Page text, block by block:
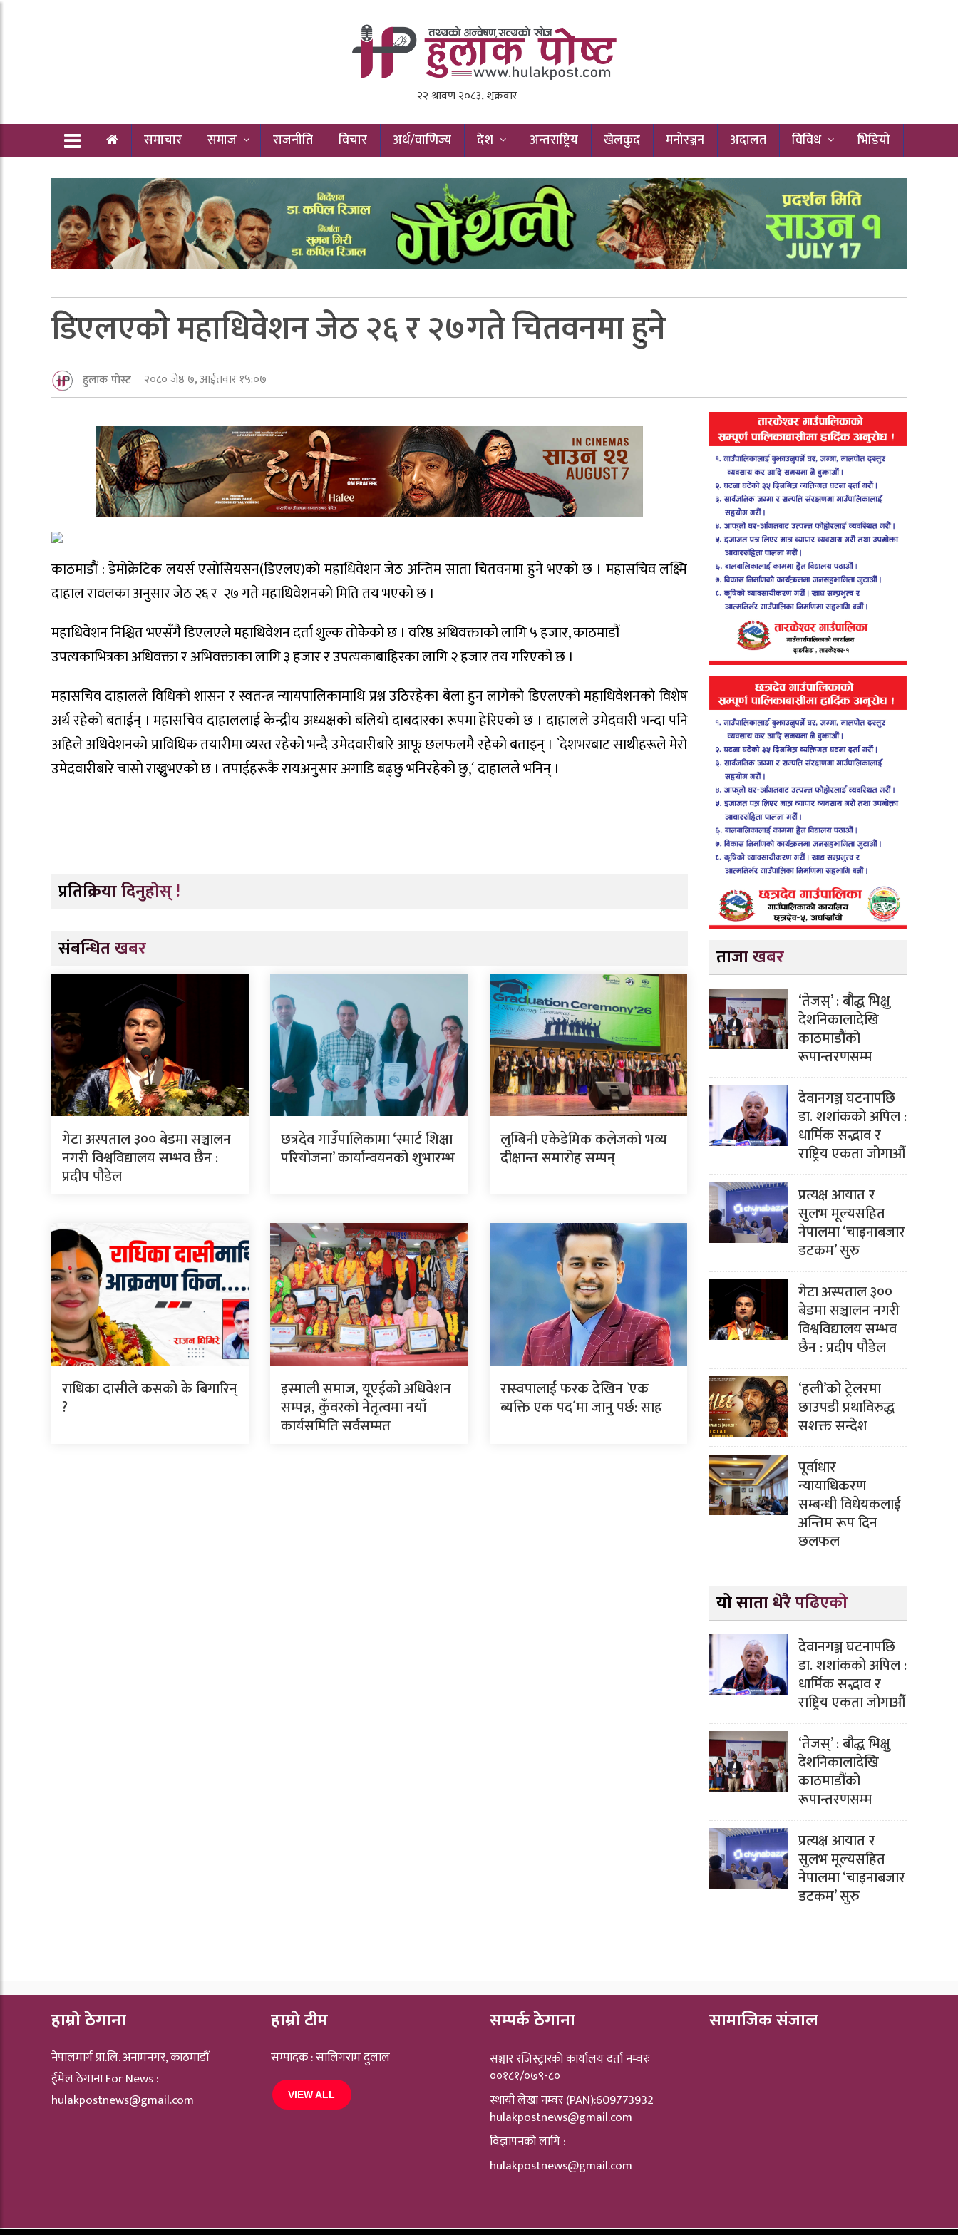
समाचार समाज राजनीति विचार अर्थ/वाणिज्य देश अन्तराष्ट्रिय खेलकुद मनोरञ्जन अदालत विविध भिडियो
डिएलएकाे महाधिवेशन जेठ २६ र २७गते चितवनमा हुने
हुलाक पोस्ट २०८० जेष्ठ ७, आईतवार १५:०७
काठमाडौं : डेमोक्रेटिक लयर्स एसाेसियसन(डिएलए)काे महाधिवेशन जेठ अन्तिम साता चितवनमा हुने भएकाे छ । महासचिव लक्ष्मि
दाहाल रावलका अनुसार जेठ २६ र २७ गते महाधिवेशनकाे मिति तय भएकाे छ ।
महाधिवेशन निश्चित भएसँगै डिएलएले महाधिवेशन दर्ता शुल्क ताेकेेकाे छ । वरिष्ठ अधिवक्ताकाे लागि ५ हजार, काठमाडौं
उपत्यकाभित्रका अधिवक्ता र अभिवक्ताका लागि ३ हजार र उपत्यकाबाहिरका लागि २ हजार तय गरिएकाे छ ।
महासचिव दाहालले विधिकाे शासन र स्वतन्त्र न्यायपालिकामाथि प्रश्न उठिरहेका बेला हुन लागेकाे डिएलएकाे महाधिवेशनकाे विशेष
अर्थ रहेकाे बताईन् । महासचिव दाहाललाई केन्द्रीय अध्यक्षकाे बलियाे दाबदारका रूपमा हेरिएकाे छ । दाहालले उमेदवारी भन्दा पनि
अहिले अधिवेशनकाे प्राविधिक तयारीमा व्यस्त रहेकाे भन्दै उमेदवारीबारे आफू छलफलमै रहेकाे बताइन् । `देशभरबाट साथीहरूले मेराे
उमेदवारीबारे चासाे राख्नुभएकाे छ । तपाईहरूकै रायअनुसार अगाडि बढ्छु भनिरहेकाे छु,´ दाहालले भनिन् ।
प्रतिक्रिया दिनुहोस् !
संबन्धित खबर
गेटा अस्पताल ३०० बेडमा सञ्चालन
नगरी विश्वविद्यालय सम्भव छैन :
प्रदीप पौडेल
छत्रदेव गाउँपालिकामा ‘स्मार्ट शिक्षा
परियोजना’ कार्यान्वयनको शुभारम्भ
लुम्बिनी एकेडेमिक कलेजको भव्य
दीक्षान्त समारोह सम्पन्
राधिका दासीले कसकाे के बिगारिन्
?
इस्माली समाज, यूएईको अधिवेशन
सम्पन्न, कुँवरको नेतृत्वमा नयाँ
कार्यसमिति सर्वसम्मत
रास्वपालाई फरक देखिन `एक
ब्यक्ति एक पद´मा जानु पर्छ: साह
ताजा खबर
‘तेजस्’ : बौद्ध भिक्षु
देशनिकालादेखि
काठमाडौंको
रूपान्तरणसम्म
देवानगञ्ज घटनापछि
डा. शशांककाे अपिल :
धार्मिक सद्भाव र
राष्ट्रिय एकता जोगाऔँ
प्रत्यक्ष आयात र
सुलभ मूल्यसहित
नेपालमा ‘चाइनाबजार
डटकम’ सुरु
गेटा अस्पताल ३००
बेडमा सञ्चालन नगरी
विश्वविद्यालय सम्भव
छैन : प्रदीप पौडेल
‘हली’को ट्रेलरमा
छाउपडी प्रथाविरुद्ध
सशक्त सन्देश
पूर्वाधार
न्यायाधिकरण
सम्बन्धी विधेयकलाई
अन्तिम रूप दिन
छलफल
यो साता धेरै पढिएको
देवानगञ्ज घटनापछि
डा. शशांककाे अपिल :
धार्मिक सद्भाव र
राष्ट्रिय एकता जोगाऔँ
‘तेजस्’ : बौद्ध भिक्षु
देशनिकालादेखि
काठमाडौंको
रूपान्तरणसम्म
प्रत्यक्ष आयात र
सुलभ मूल्यसहित
नेपालमा ‘चाइनाबजार
डटकम’ सुरु
हाम्रो ठेगाना
नेपालमार्ग प्रा.लि. अनामनगर, काठमाडौं
ईमेल ठेगाना For News :
hulakpostnews@gmail.com
हाम्रो टीम
सम्पादक : सालिगराम दुलाल
VIEW ALL
सम्पर्क ठेगाना
सञ्चार रजिस्ट्रारकाे कार्यालय दर्ता नम्वरः
००१८१/०७९-८०
स्थायी लेखा नम्वर (PAN):609773932
hulakpostnews@gmail.com
विज्ञापनको लागि :
hulakpostnews@gmail.com
सामाजिक संजाल